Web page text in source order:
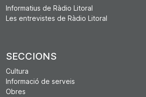
Informatius de Ràdio Litoral
Les entrevistes de Ràdio Litoral
SECCIONS
Cultura
Informació de serveis
Obres